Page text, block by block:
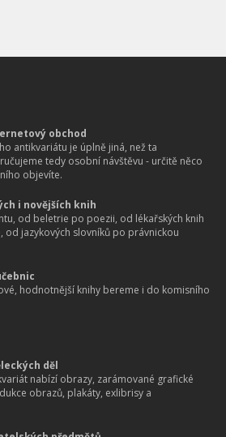
obchod
antikvariátu je úplně jiná, než ta
tedy osobní návštěvu - určitě něco
objevíte.
i novějších knih
od beletrie po poezii, od lékařských knih
od jazykových slovníků po právnickou
hodnotnější knihy bereme i do komisního
děl
nabízí obrazy, zarámované grafické
obrazů, plakáty, exlibrisy a